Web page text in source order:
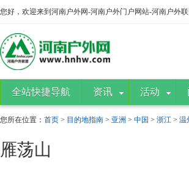
您好，欢迎来到河南户外网-河南户外门户网站-河南户外联
全站快捷导航 资讯 活动
您所在位置： 首页 > 目的地指南 > 亚洲 > 中国 > 浙江 > 温
雁荡山